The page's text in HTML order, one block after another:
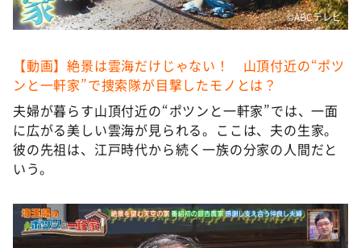
ポツンと一軒家
ぺこぱのまるスポ
アナ回覧板
©️ABCテレビ
【動画】絶景は雲海だけじゃない！ 山頂付近の“ポツ
ンと一軒家”で捜索隊が目撃したモノとは？
夫婦が暮らす山頂付近の“ポツンと一軒家”では、一面
に広がる美しい雲海が見られる。ここは、夫の生家。
彼の先祖は、江戸時代から続く一族の分家の人間だと
いう。